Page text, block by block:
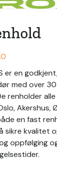
er en
med over
renholder
Akershus,
en fast
sikre kvalitet
oppfølging